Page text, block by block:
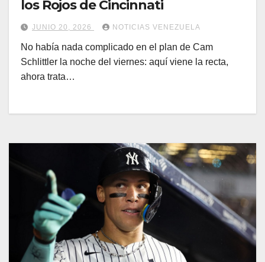
los Rojos de Cincinnati
JUNIO 20, 2026 NOTICIAS VENEZUELA
No había nada complicado en el plan de Cam
Schlittler la noche del viernes: aquí viene la recta,
ahora trata…